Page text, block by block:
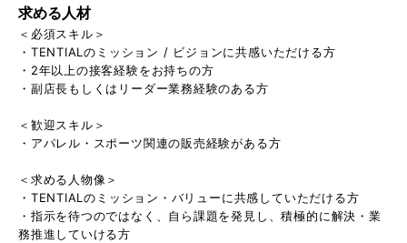
求める人材
＜必須スキル＞
・TENTIALのミッション / ビジョンに共感いただける方
・2年以上の接客経験をお持ちの方
・副店長もしくはリーダー業務経験のある方
＜歓迎スキル＞
・アパレル・スポーツ関連の販売経験がある方
＜求める人物像＞
・TENTIALのミッション・バリューに共感していただける方
・指示を待つのではなく、自ら課題を発見し、積極的に解決・業
務推進していける方